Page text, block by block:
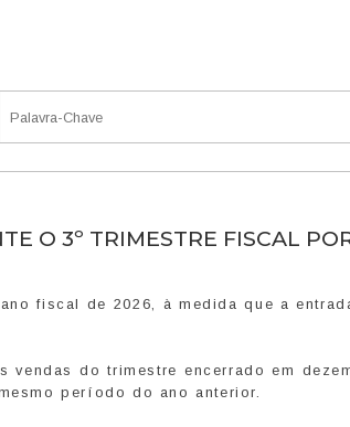
O 3º TRIMESTRE FISCAL
fiscal de 2026, à medida que a
vendas do trimestre encerrado em
período do ano anterior.